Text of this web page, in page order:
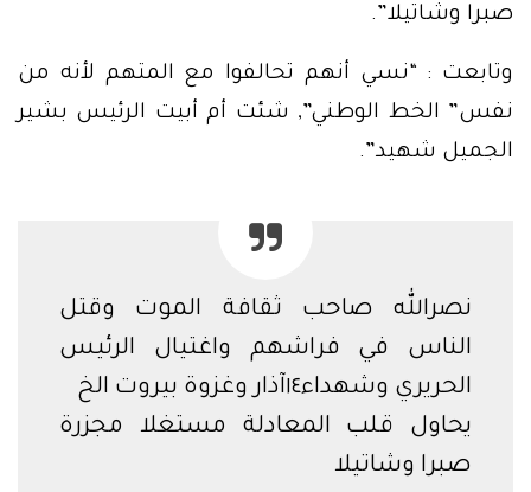
صبرا وشاتيلا”.
وتابعت : “نسي أنهم تحالفوا مع المتهم لأنه من
نفس” الخط الوطني”, شئت أم أبيت الرئيس بشير
الجميل شهيد”.
نصرالله صاحب ثقافة الموت وقتل
الناس في فراشهم واغتيال الرئيس
الحريري وشهداء١٤آذار وغزوة بيروت الخ
يحاول قلب المعادلة مستغلا مجزرة
صبرا وشاتيلا